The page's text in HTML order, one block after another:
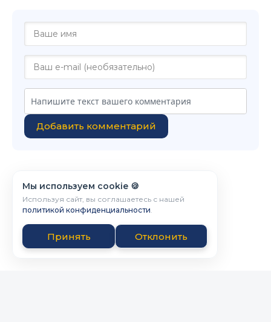
Добавить комментарий
Мы используем cookie 🍪
Используя сайт, вы соглашаетесь с нашей
политикой конфиденциальности.
Принять Отклонить